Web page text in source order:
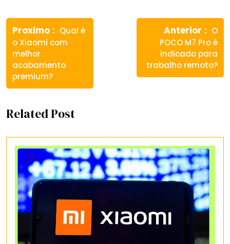
Navegação
de
Post
Proximo
Previous
post:
Qual é
o Xiaomi com
melhor
acabamento
premium?
Anterior
Next
O
POCO M7 Pro é
indicado para
trabalho remoto?
Related Post